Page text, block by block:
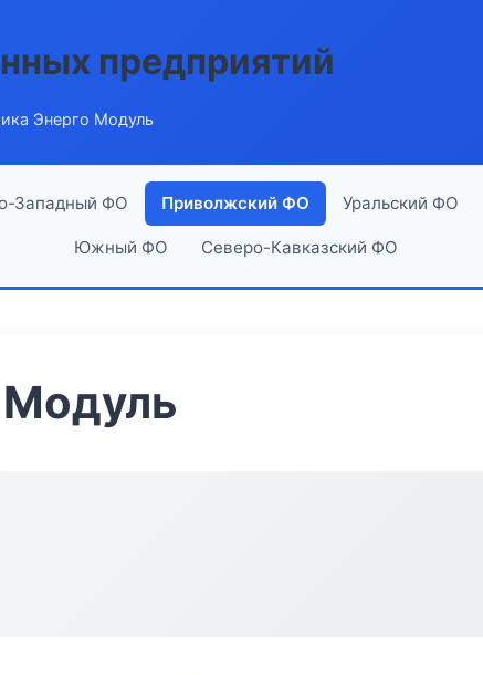
предприятий
Энерго Модуль
Западный ФО Приволжский ФО Уральский ФО
Южный ФО Северо-Кавказский ФО